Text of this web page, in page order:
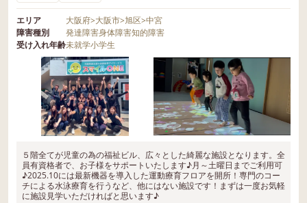
エリア 大阪府>大阪市>旭区>中宮
障害種別
発達障害身体障害知的障害
受け入れ年齢未就学小学生
５階全てが児童の為の福祉ビル、広々とした綺麗な施設となります。全
員有資格者で、お子様をサポートいたします♪月～土曜日までご利用可
♪2025.10には最新機器を導入した運動療育フロアを開所！専門のコー
チによる水泳療育を行うなど、他にはない施設です！まずは一度お気軽
に施設見学いただければと思います♪